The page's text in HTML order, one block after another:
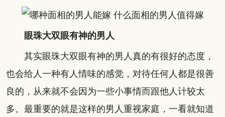
眼珠大双眼有神的男人
其实眼珠大双眼有神的男人真的有很好的态度，
也会给人一种有人情味的感觉，对待任何人都是很善
良的，从来就不会因为一些小事情而跟他人计较太
多。最重要的就是这样的男人重视家庭，一看就知道